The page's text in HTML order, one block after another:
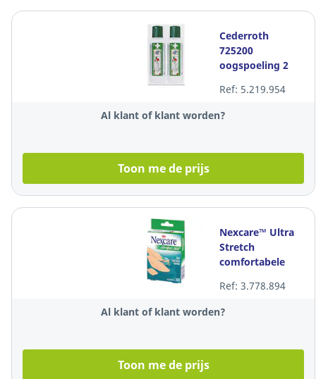
Cederroth
725200
oogspoeling 2
ml
Ref: 5.219.954
Al klant of klant worden?
Toon me de prijs
Nexcare™ Ultra
Stretch
comfortabele
maten, doos 30
pleisters
Ref: 3.778.894
Al klant of klant worden?
Toon me de prijs